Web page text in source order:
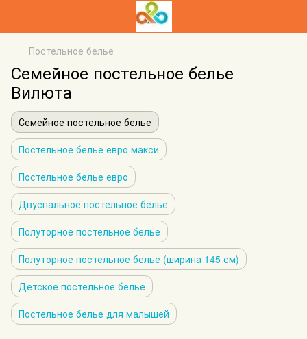
Постельное белье
Семейное постельное белье
Вилюта
Семейное постельное белье
Постельное белье евро макси
Постельное белье евро
Двуспальное постельное белье
Полуторное постельное белье
Полуторное постельное белье (ширина 145 см)
Детское постельное белье
Постельное белье для малышей